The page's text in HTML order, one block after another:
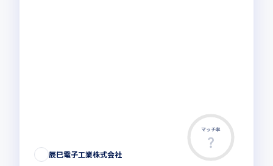
マッチ率
辰巳電子工業株式会社